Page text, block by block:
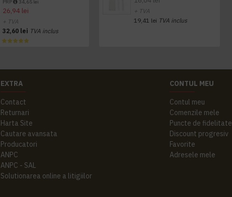
PRP 34,65 lei
26,94 lei
+ TVA
32,60 lei TVA inclus
+ TVA
19,41 lei TVA inclus
EXTRA
Contact
Returnari
Harta Site
Cautare avansata
Producatori
ANPC
ANPC - SAL
Solutionarea online a litigiilor
CONTUL MEU
Contul meu
Comenzile mele
Puncte de fidelitate
Discount progresiv
Favorite
Adresele mele